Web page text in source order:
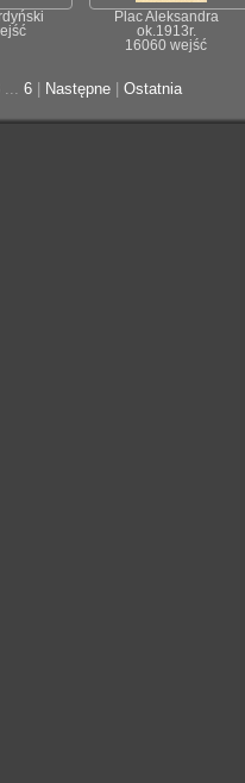
Plac Aleksandra
ok.1913r.
16060 wejść
... 6 Następne Ostatnia